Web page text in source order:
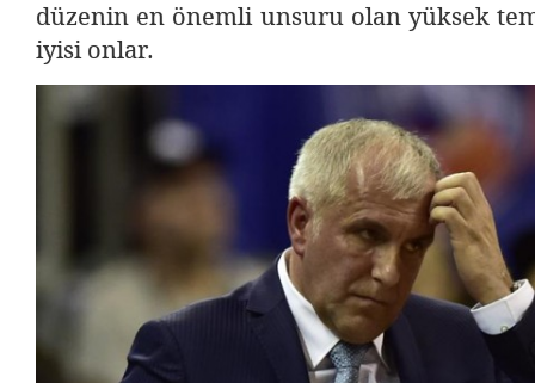
düzenin en önemli unsuru olan yüksek
iyisi onlar.